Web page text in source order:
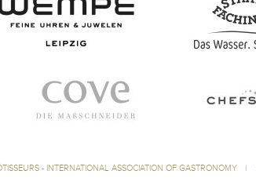
- INTERNATIONAL ASSOCIATION OF GASTRONOMY |